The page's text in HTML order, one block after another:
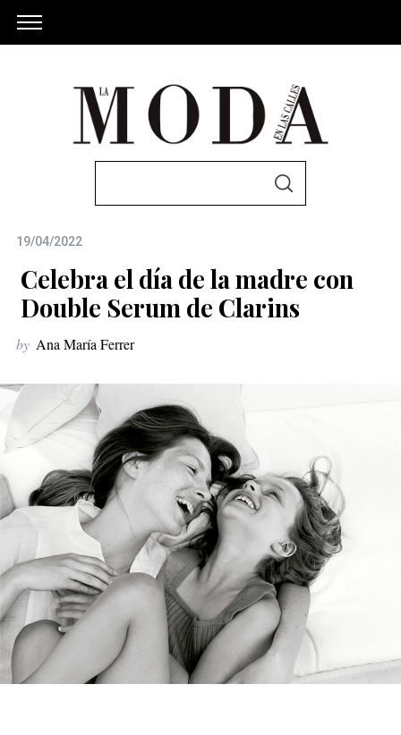
c
f
o
:
S
19/04/2022
Celebra el día de la madre con
Double Serum de Clarins
by Ana María Ferrer